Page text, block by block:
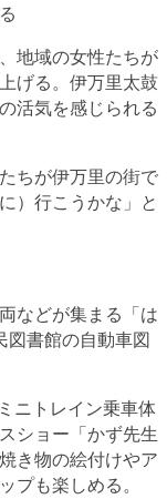
地域の女性たちが
げる。伊万里太鼓
活気を感じられる
ちが伊万里の街で
）行こうかな」と
などが集まる「は
図書館の自動車図
ニトレイン乗車体
ショー「かず先生
き物の絵付けやア
プも楽しめる。